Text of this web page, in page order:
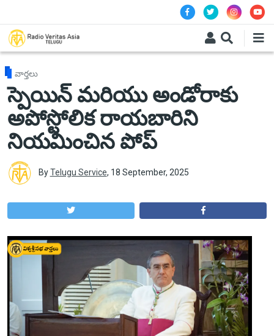
వార్తలు
స్పెయిన్ మరియు అండోరాకు
అపోస్టోలిక రాయబారిని
నియమించిన పోప్
ByTelugu Service, 18 September, 2025